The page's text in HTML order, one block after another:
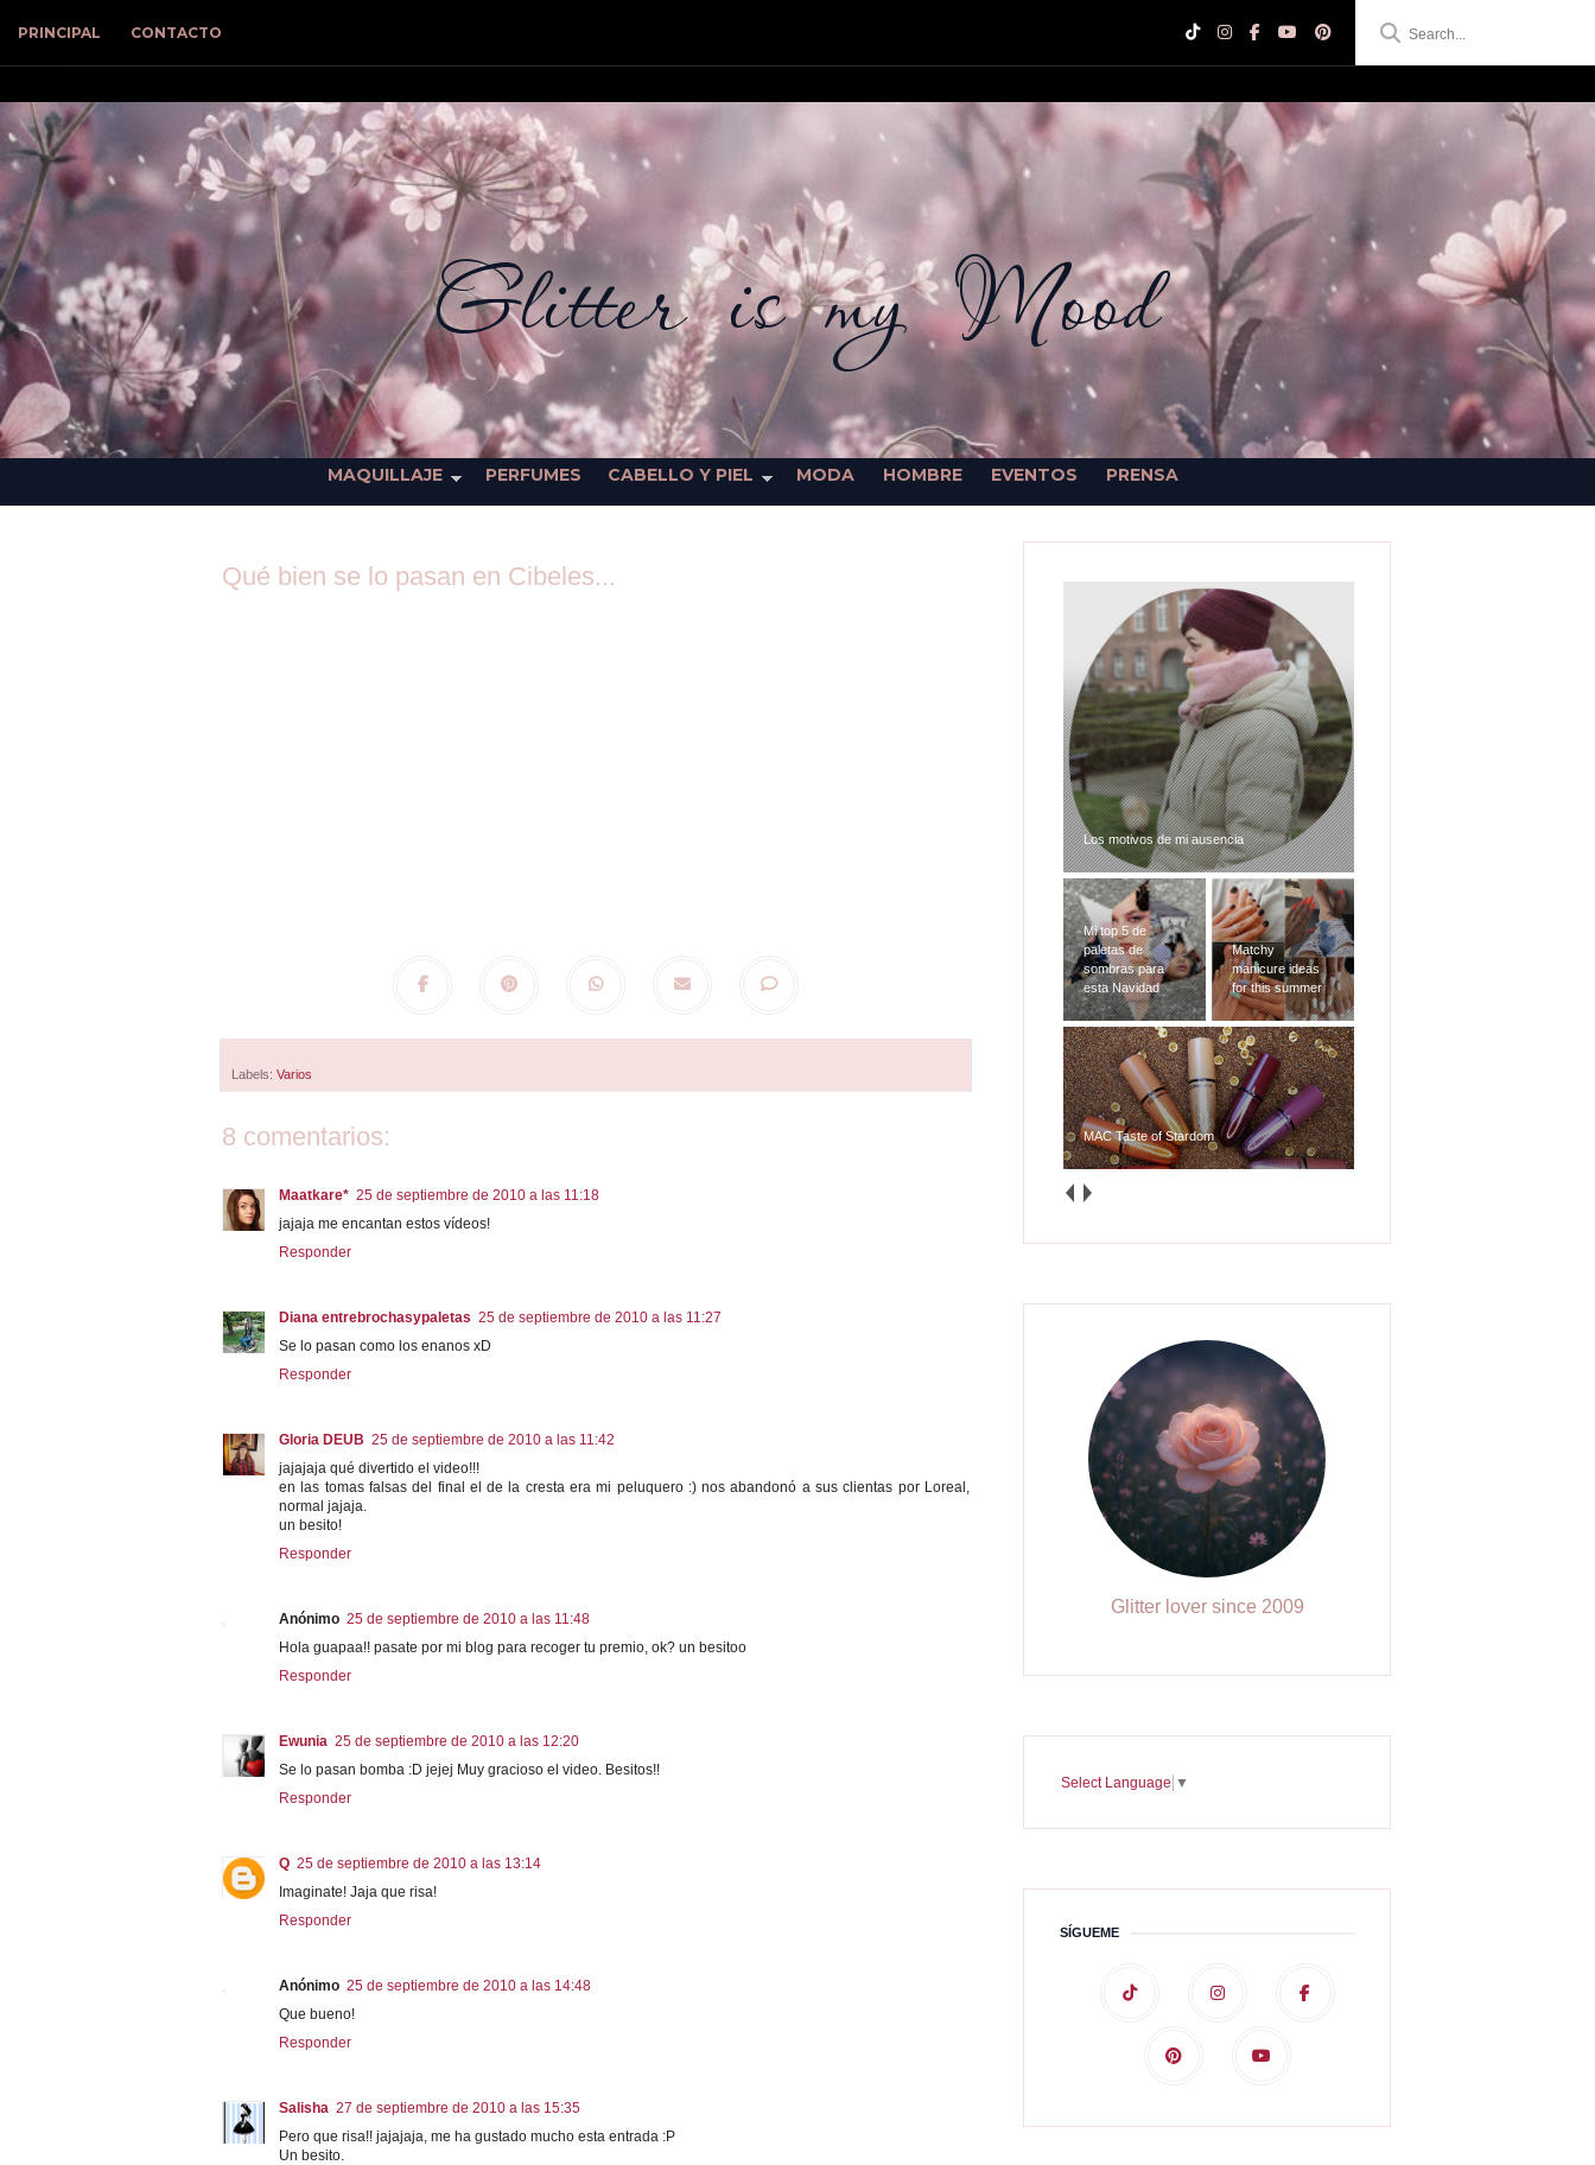
PRINCIPAL CONTACTO
Glitter is my Mood
MAQUILLAJE PERFUMES CABELLO Y PIEL MODA HOMBRE EVENTOS
PRENSA
Qué bien se lo pasan en Cibeles...
Labels: Varios
8 comentarios:
Maatkare* 25 de septiembre de 2010 a las 11:18
jajaja me encantan estos vídeos!
Responder
Diana entrebrochasypaletas 25 de septiembre de 2010 a las 11:27
Se lo pasan como los enanos xD
Responder
Gloria DEUB 25 de septiembre de 2010 a las 11:42
jajajaja qué divertido el video!!!
en las tomas falsas del final el de la cresta era mi peluquero :) nos abandonó a sus clientas por Loreal,
normal jajaja.
un besito!
Responder
Anónimo 25 de septiembre de 2010 a las 11:48
Hola guapaa!! pasate por mi blog para recoger tu premio, ok? un besitoo
Responder
Ewunia 25 de septiembre de 2010 a las 12:20
Se lo pasan bomba :D jejej Muy gracioso el video. Besitos!!
Responder
Q 25 de septiembre de 2010 a las 13:14
Imaginate! Jaja que risa!
Responder
Anónimo 25 de septiembre de 2010 a las 14:48
Que bueno!
Responder
Salisha 27 de septiembre de 2010 a las 15:35
Pero que risa!! jajajaja, me ha gustado mucho esta entrada :P
Un besito.
Los motivos de mi ausencia
Mi top 5 de
paletas de
sombras para
esta Navidad
Matchy
manicure ideas
for this summer
MAC Taste of Stardom
Glitter lover since 2009
Select Language ▼
SÍGUEME